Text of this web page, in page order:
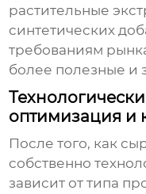
растительные
синтетических
требованиям
более полезные и
оптимизация и
После того, как
собственно
зависит от типа